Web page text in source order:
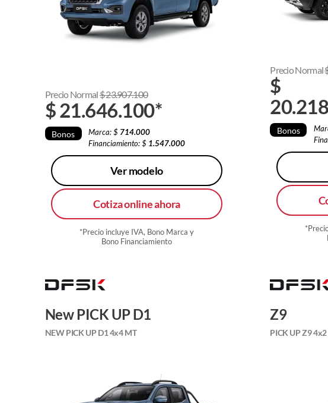
Precio Normal$23.907.100
$21.646.100*
Bonos Marca: $ 714.000
Financiamiento: $ 1.547.000
Ver modelo
Cotiza online ahora
*Precio incluye IVA, Bono Marca y
Bono Financiamiento
Precio Normal
$
Bonos
New PICK UP D1
NEW PICK UP D1 4x4 MT
Z9
PICK UP Z9